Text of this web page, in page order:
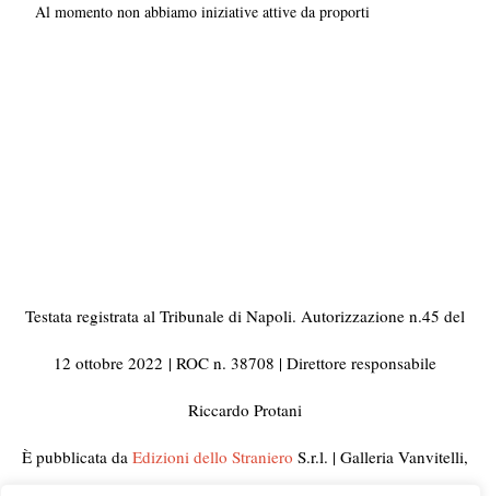
Al momento non abbiamo iniziative attive da proporti
Testata registrata al Tribunale di Napoli. Autorizzazione n.45 del
12 ottobre 2022 | ROC n. 38708 | Direttore responsabile
Riccardo Protani
È pubblicata da Edizioni dello Straniero S.r.l. | Galleria Vanvitelli,